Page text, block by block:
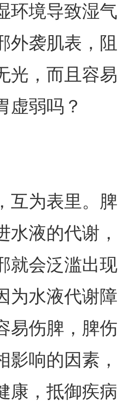
环境导致湿气
外袭肌表，阻
光，而且容易
虚弱吗？
互为表里。脾
液的代谢，
就会泛滥出现
为水液代谢障
易伤脾，脾伤
响的因素，
康，抵御疾病